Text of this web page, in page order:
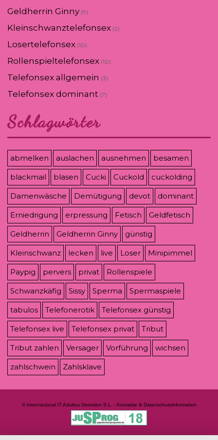
Geldherrin Ginny (9)
Kleinschwanztelefonsex (2)
Losertelefonsex (10)
Rollenspieltelefonsex (10)
Telefonsex allgemein (3)
Telefonsex dominant (7)
Schlagwörter
abmelken auslachen ausnehmen besamen
blackmail blasen Cucki Cuckold cuckolding
Damenwäsche Demütigung devot dominant
Erniedrigung erpressung Fetisch Geldfetisch
Geldherrin Geldherrin Ginny günstig
Kleinschwanz lecken live Loser Minipimmel
Paypig pervers privat Rollenspiele
Schwanzkäfig Sissy Sperma Spermaspiele
tabulos Telefonerotik Telefonsex günstig
Telefonsex live Telefonsex privat Tribut
Tribut zahlen Versager Vorführung wichsen
zahlschwein Zahlsklave
© Internacional IT Adultus Diversion S.L. - Kontakte & Datenschutzinformation